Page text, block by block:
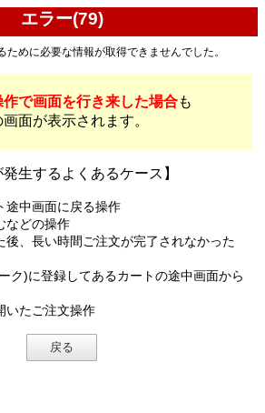
エラー(79)
めに必要な情報が取得できませんでした。
作で画面を行き来した場合も
画面が表示されます。
発生するよくあるケース】
途中画面に戻る操作
などの操作
後、長い時間ご注文が完了されなかった
ク)に登録してあるカートの途中画面から
いたご注文操作